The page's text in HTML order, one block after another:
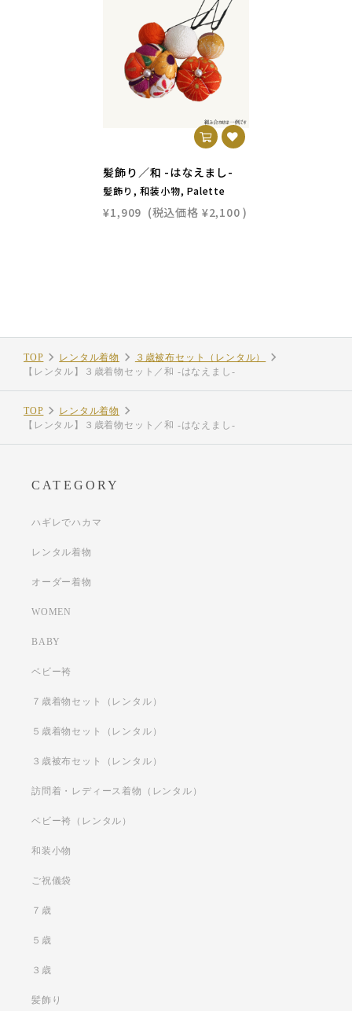
髪飾り／和 -はなえまし-
髪飾り, 和装小物, Palette
¥1,909 (税込価格 ¥2,100 )
TOP レンタル着物
３歳被布セット（レンタル）
【レンタル】３歳着物セット／和 -はなえまし-
TOP
レンタル着物
【レンタル】３歳着物セット／和 -はなえまし-
CATEGORY
ハギレでハカマ
レンタル着物
オーダー着物
WOMEN
BABY
ベビー袴
７歳着物セット（レンタル）
５歳着物セット（レンタル）
３歳被布セット（レンタル）
訪問着・レディース着物（レンタル）
ベビー袴（レンタル）
和装小物
ご祝儀袋
７歳
５歳
３歳
髪飾り